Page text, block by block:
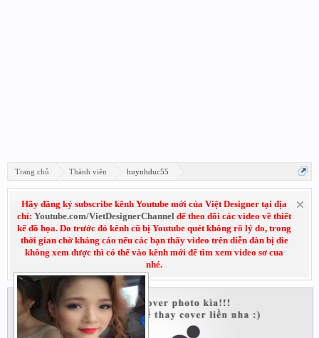
Trang chủ Thành viên huynhduc55
Hãy đăng ký subscribe kênh Youtube mới của Việt Designer tại địa
chỉ: Youtube.com/VietDesignerChannel để theo dõi các video về thiết
kế đồ họa. Do trước đó kênh cũ bị Youtube quét không rõ lý do, trong
thời gian chờ kháng cáo nếu các bạn thấy video trên diễn đàn bị die
không xem được thì có thể vào kênh mới để tìm xem video sơ cua
nhé.